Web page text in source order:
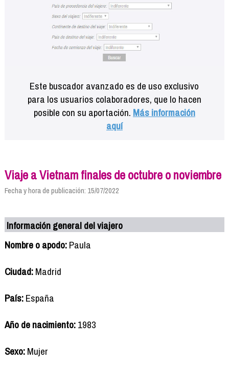
Este buscador avanzado es de uso exclusivo
para los usuarios colaboradores, que lo hacen
posible con su aportación. Más información
aquí
Viaje a Vietnam finales de octubre o noviembre
Fecha y hora de publicación: 15/07/2022
Información general del viajero
Nombre o apodo:Paula
Ciudad:Madrid
País:España
Año de nacimiento:1983
Sexo:Mujer